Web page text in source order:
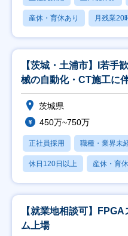
産休・育休あり 月残業20
【茨城・土浦市】I若手
械の自動化・CT施工に
ニア
茨城県
450万~750万
正社員採用 職種・業界未
休日120日以上 産休・育
【就業地相談可】
ム上場